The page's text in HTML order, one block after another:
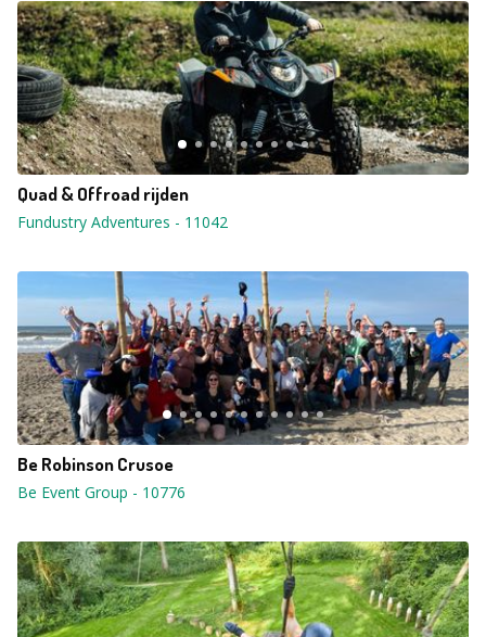
Quad & Offroad rijden
Fundustry Adventures - 11042
Be Robinson Crusoe
Be Event Group - 10776